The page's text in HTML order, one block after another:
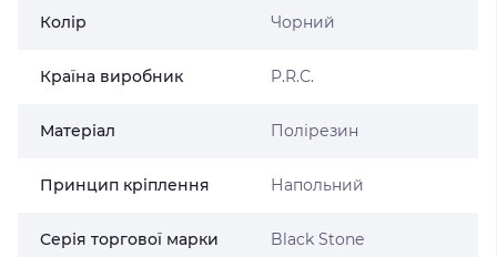
Колір Чорний
Країна виробник P.R.C.
Матеріал Полірезин
Принцип кріплення Напольний
Серія торгової марки Black Stone